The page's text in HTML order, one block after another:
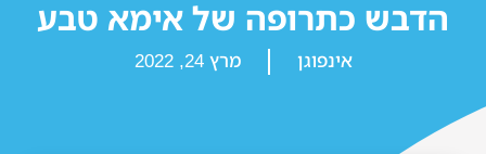
הדבש כתרופה של אימא טבע
אינפוגן מרץ 24, 2022